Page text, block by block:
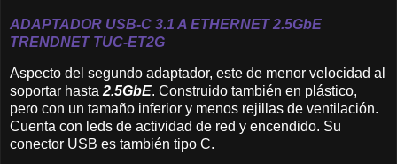
ADAPTADOR USB-C 3.1 A ETHERNET 2.5GbE
TRENDNETTUC-ET2G
Aspecto del segundo adaptador, este de menor velocidad al
soportar hasta2.5GbE. Construido también en plástico,
pero con un tamaño inferior y menos rejillas de ventilación.
Cuenta con leds de actividad de red y encendido. Su
conector USB es también tipo C.